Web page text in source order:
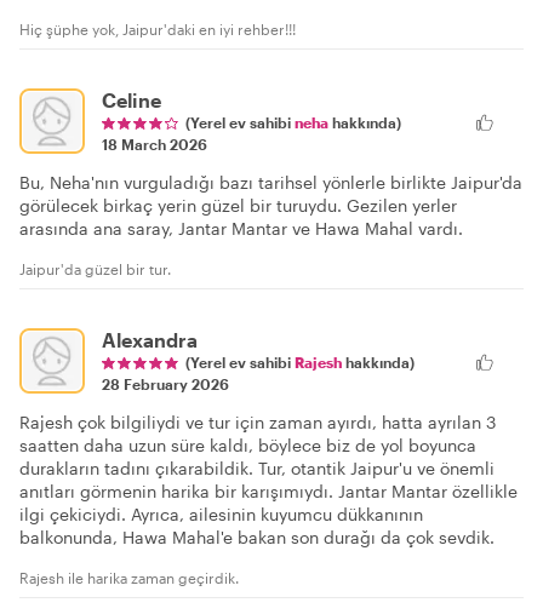
Hiç şüphe yok, Jaipur'daki en iyi rehber!!!
Celine
(Yerel ev sahibi neha hakkında)
18 March 2026
Bu, Neha'nın vurguladığı bazı tarihsel yönlerle birlikte Jaipur'da
görülecek birkaç yerin güzel bir turuydu. Gezilen yerler
arasında ana saray, Jantar Mantar ve Hawa Mahal vardı.
Jaipur'da güzel bir tur.
Alexandra
(Yerel ev sahibi Rajesh hakkında)
28 February 2026
Rajesh çok bilgiliydi ve tur için zaman ayırdı, hatta ayrılan 3
saatten daha uzun süre kaldı, böylece biz de yol boyunca
durakların tadını çıkarabildik. Tur, otantik Jaipur'u ve önemli
anıtları görmenin harika bir karışımıydı. Jantar Mantar özellikle
ilgi çekiciydi. Ayrıca, ailesinin kuyumcu dükkanının
balkonunda, Hawa Mahal'e bakan son durağı da çok sevdik.
Rajesh ile harika zaman geçirdik.